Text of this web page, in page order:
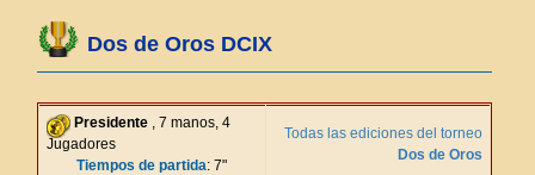
Dos de Oros DCIX
Presidente , 7 manos, 4
Jugadores
Tiempos de partida: 7"
Todas las ediciones del torneo
Dos de Oros